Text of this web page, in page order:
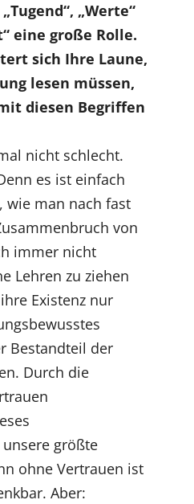
„Werte“
eine große Rolle.
sich Ihre Laune,
lesen müssen,
diesen Begriffen
nicht schlecht.
es ist einfach
wie man nach fast
von
immer nicht
Lehren zu ziehen
Existenz nur
Bestandteil der
Durch die
größte
ohne Vertrauen ist
Aber: